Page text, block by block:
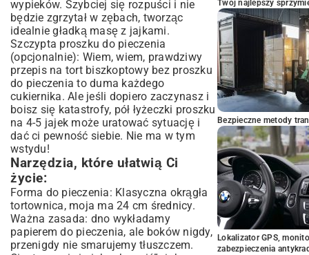
wypieków. Szybciej się rozpuści i nie
będzie zgrzytał w zębach, tworząc
idealnie gładką masę z jajkami.
Szczypta proszku do pieczenia
(opcjonalnie): Wiem, wiem, prawdziwy
przepis na tort biszkoptowy bez proszku
do pieczenia to duma każdego
cukiernika. Ale jeśli dopiero zaczynasz i
boisz się katastrofy, pół łyżeczki proszku
na 4-5 jajek może uratować sytuację i
dać ci pewność siebie. Nie ma w tym
wstydu!
Narzędzia, które ułatwią Ci
życie:
Forma do pieczenia: Klasyczna okrągła
tortownica, moja ma 24 cm średnicy.
Ważna zasada: dno wykładamy
papierem do pieczenia, ale boków nigdy,
przenigdy nie smarujemy tłuszczem.
Twój najlepszy
Bezpieczne metody
Lokalizator GPS,
zabezpieczenia